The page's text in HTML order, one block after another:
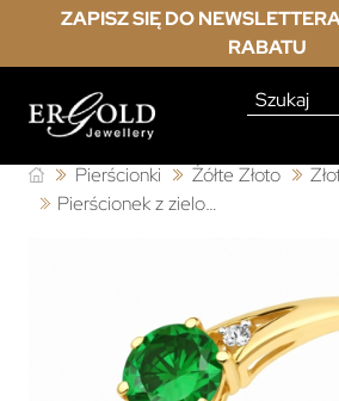
ZAPISZ SIĘ DO
RABATU
Pierścionki Żółte Złoto
Pierścionek z zielonym kamieniem 585